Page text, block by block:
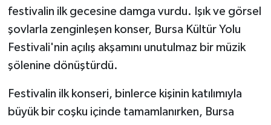
festivalin ilk gecesine damga vurdu. Işık ve görsel
şovlarla zenginleşen konser, Bursa Kültür Yolu
Festivali'nin açılış akşamını unutulmaz bir müzik
şölenine dönüştürdü.
Festivalin ilk konseri, binlerce kişinin katılımıyla
büyük bir coşku içinde tamamlanırken, Bursa